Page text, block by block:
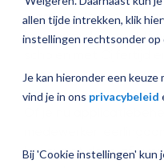
allen tijde intrekken, klik
instellingen rechtsonder op
Je kan hieronder een
vind je in ons privacybeleid
Bij 'Cookie instellingen' kun
maatregelen en
inspireren door
scholen met Cijfertijd
experts.
medewerker
bent: met deze